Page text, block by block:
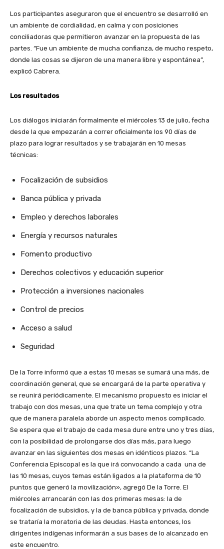
Los participantes aseguraron que el encuentro se desarrolló en
un ambiente de cordialidad, en calma y con posiciones
conciliadoras que permitieron avanzar en la propuesta de las
partes. “Fue un ambiente de mucha confianza, de mucho respeto,
donde las cosas se dijeron de una manera libre y espontánea”,
explicó Cabrera.
Los resultados
Los diálogos iniciarán formalmente el miércoles 13 de julio, fecha
desde la que empezarán a correr oficialmente los 90 días de
plazo para lograr resultados y se trabajarán en 10 mesas
técnicas:
Focalización de subsidios
Banca pública y privada
Empleo y derechos laborales
Energía y recursos naturales
Fomento productivo
Derechos colectivos y educación superior
Protección a inversiones nacionales
Control de precios
Acceso a salud
Seguridad
De la Torre informó que a estas 10 mesas se sumará una más, de
coordinación general, que se encargará de la parte operativa y
se reunirá periódicamente. El mecanismo propuesto es iniciar el
trabajo con dos mesas, una que trate un tema complejo y otra
que de manera paralela aborde un aspecto menos complicado.
Se espera que el trabajo de cada mesa dure entre uno y tres días,
con la posibilidad de prolongarse dos días más, para luego
avanzar en las siguientes dos mesas en idénticos plazos. “La
Conferencia Episcopal es la que irá convocando a cada una de
las 10 mesas, cuyos temas están ligados a la plataforma de 10
puntos que generó la movilización», agregó De la Torre. El
miércoles arrancarán con las dos primeras mesas: la de
focalización de subsidios, y la de banca pública y privada, donde
se trataría la moratoria de las deudas. Hasta entonces, los
dirigentes indígenas informarán a sus bases de lo alcanzado en
este encuentro.